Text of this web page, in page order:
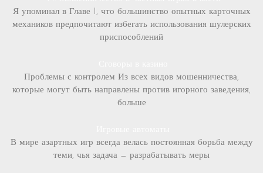
Я упоминал в Главе I, что большинство опытных карточных
механиков предпочитают избегать использования шулерских
приспособлений
Проблемы с контролем Из всех видов мошенничества,
которые могут быть направлены против игорного заведения,
больше
В мире азартных игр всегда велась постоянная борьба между
теми, чья задача — разрабатывать меры